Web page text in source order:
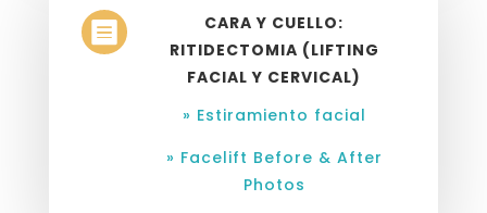

CARA Y CUELLO:
RITIDECTOMIA (LIFTING
FACIAL Y CERVICAL)
» Estiramiento facial
» Facelift Before & After
Photos